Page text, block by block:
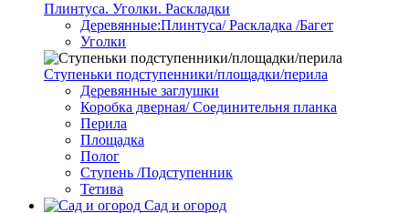
Плинтуса. Уголки. Раскладки
Деревянные:Плинтуса/ Раскладка /Багет
Уголки
Ступеньки подступенники/площадки/перила
Деревянные заглушки
Коробка дверная/ Соединительня планка
Перила
Площадка
Полог
Ступень /Подступенник
Тетива
Сад и огород